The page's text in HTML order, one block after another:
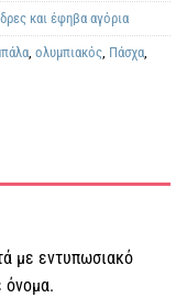
και έφηβα αγόρια
, ολυμπιακός, Πάσχα,
με εντυπωσιακό
όνομα.